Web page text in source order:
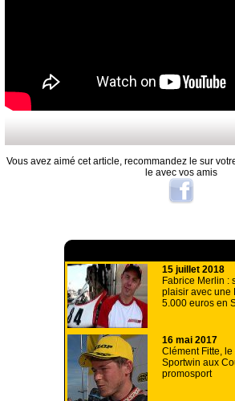
Vous avez aimé cet article, recommandez le sur
le avec vos amis
15 juillet 2018
Fabrice Merlin :
plaisir avec une
5.000 euros en
16 mai 2017
Clément Fitte,
Sportwin aux
promosport